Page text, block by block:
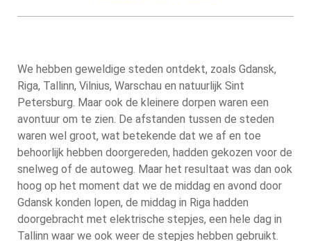
We hebben geweldige steden ontdekt, zoals Gdansk,
Riga, Tallinn, Vilnius, Warschau en natuurlijk Sint
Petersburg. Maar ook de kleinere dorpen waren een
avontuur om te zien. De afstanden tussen de steden
waren wel groot, wat betekende dat we af en toe
behoorlijk hebben doorgereden, hadden gekozen voor de
snelweg of de autoweg. Maar het resultaat was dan ook
hoog op het moment dat we de middag en avond door
Gdansk konden lopen, de middag in Riga hadden
doorgebracht met elektrische stepjes, een hele dag in
Tallinn waar we ook weer de stepjes hebben gebruikt.